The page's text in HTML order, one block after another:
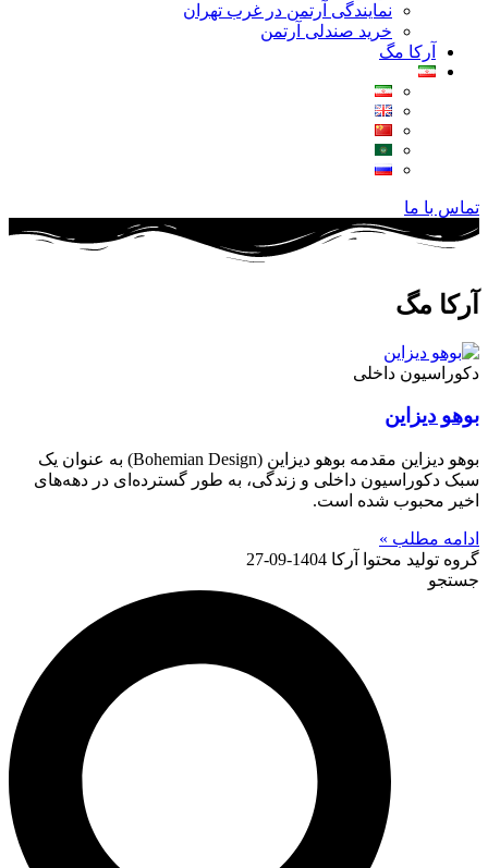
نمایندگی آرتمن در غرب تهران
خرید صندلی آرتمن
آرکا مگ
تماس با ما
آرکا مگ
دکوراسیون داخلی
بوهو دیزاین
بوهو دیزاین مقدمه بوهو دیزاین (Bohemian Design) به عنوان یک
سبک دکوراسیون داخلی و زندگی، به طور گسترده‌ای در دهه‌های
اخیر محبوب شده است.
ادامه مطلب »
گروه تولید محتوا آرکا 1404-09-27
جستجو